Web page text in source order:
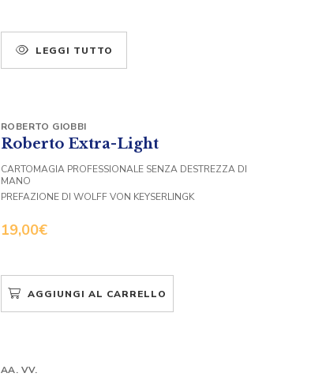
LEGGI TUTTO
Roberto Extra-Light
19,00€
ROBERTO GIOBBI
CARTOMAGIA PROFESSIONALE SENZA DESTREZZA DI
MANO
PREFAZIONE DI WOLFF VON KEYSERLINGK
AGGIUNGI AL CARRELLO
AA. VV.